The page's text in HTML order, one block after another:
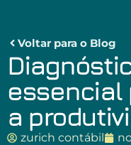
Voltar para o Blog
essencial
a
zurich contábil